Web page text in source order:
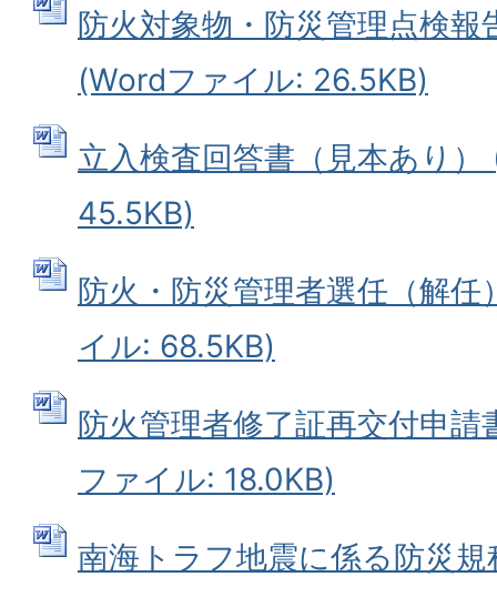
防火対象物・防災管理点検報
(Wordファイル: 26.5KB)
立入検査回答書（見本あり
45.5KB)
防火・防災管理者選任（解
イル: 68.5KB)
防火管理者修了証再交付申
ファイル: 18.0KB)
南海トラフ地震に係る防災